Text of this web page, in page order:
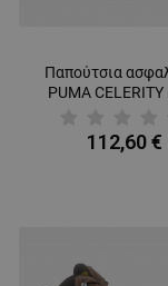
Παπούτσια
PUMA
112,60 €